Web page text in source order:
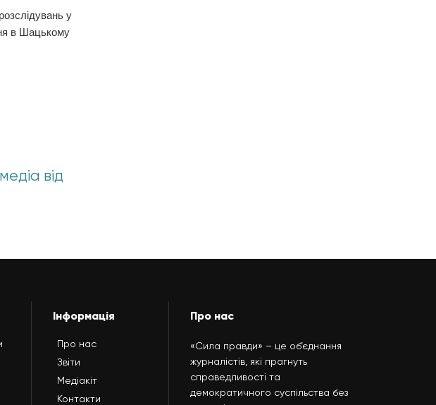
у
в Шацькому
від
Інформація
Про нас
Звіти
Медіакіт
Контакти
Про нас
«Сила правди» – це об’єднання
журналістів, які прагнуть
справедливості та
демократичного суспільства без